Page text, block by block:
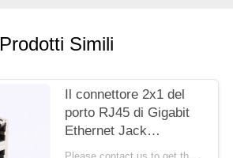
Prodotti Simili
Il connettore 2x1 del
porto RJ45 di Gigabit
Ethernet Jack
modulare 2 ha sfalsato